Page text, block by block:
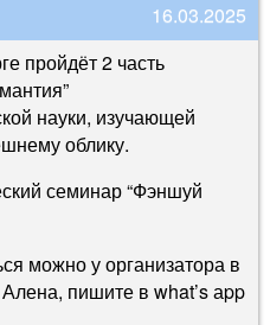
16.03.2025
пройдёт 2 часть
науки, изучающей
облику.
семинар “Фэншуй
можно у организатора в
пишите в what’s аpp